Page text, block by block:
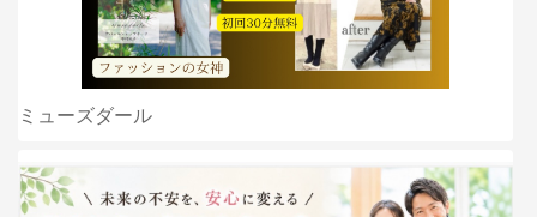
ミューズダール